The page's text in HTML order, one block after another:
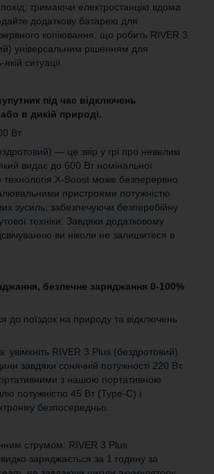
тримаючи електростанцію вдома
додаткову батарею для
копіювання, що робить RIVER 3
універсальним рішенням для
ситуації.
під час відключень
або в дикій природі.
Вт
— це звір у грі про невеликі
видає до 600 Вт номінальної
технологія X-Boost може безперервно
пристроями потужністю
зусиль, забезпечуючи безперебійну
техніки. Завдяки додатковому
ви ніколи не залишитеся в
безпечне заряджання 0-100%
до поїздок на природу та відключень
увімкніть RIVER 3 Plus (бездротовий)
завдяки сонячній потужності 220 Вт.
з нашою портативною
потужністю 45 Вт (Type-C) і
безпосередньо.
струмом: RIVER 3 Plus
заряджається за 1 годину за